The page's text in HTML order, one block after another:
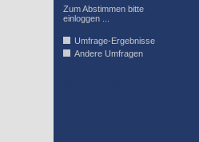
Zum Abstimmen bitte
einloggen ...
Umfrage-Ergebnisse
Andere Umfragen